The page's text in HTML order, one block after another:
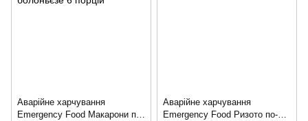
Аварійне харчування
Emergency Food Макарони під
Аварійне харчування
Emergency Food Ризото по-